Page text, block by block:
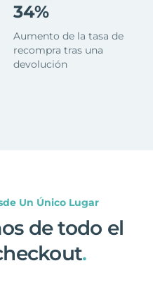
34%
Aumento de la tasa de
recompra tras una
devolución
Un Único Lugar
de todo el
.